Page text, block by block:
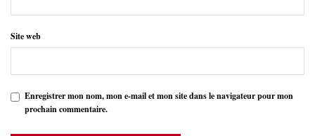
Site web
Enregistrer mon nom, mon e-mail et mon site dans le navigateur pour mon
prochain commentaire.